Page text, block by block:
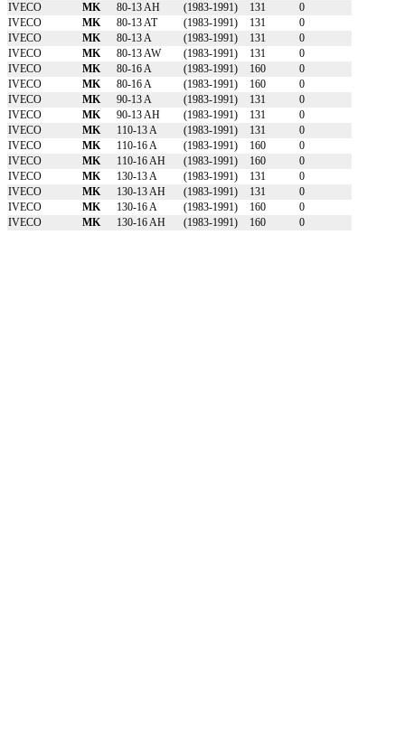
IVECO
MK 80-13 AH (1983-1991) 131
0
IVECO
MK 80-13 AT (1983-1991) 131
0
IVECO
MK 80-13 A (1983-1991) 131
0
IVECO
MK 80-13 AW (1983-1991) 131
0
IVECO
MK 80-16 A (1983-1991) 160
0
IVECO
MK 80-16 A (1983-1991) 160
0
IVECO
MK 90-13 A (1983-1991) 131
0
IVECO
MK 90-13 AH (1983-1991) 131
0
IVECO
MK 110-13 A (1983-1991) 131
0
IVECO
MK 110-16 A (1983-1991) 160
0
IVECO
MK 110-16 AH (1983-1991) 160
0
IVECO
MK 130-13 A (1983-1991) 131
0
IVECO
MK 130-13 AH (1983-1991) 131
0
IVECO
MK 130-16 A (1983-1991) 160
0
IVECO
MK 130-16 AH (1983-1991) 160 0